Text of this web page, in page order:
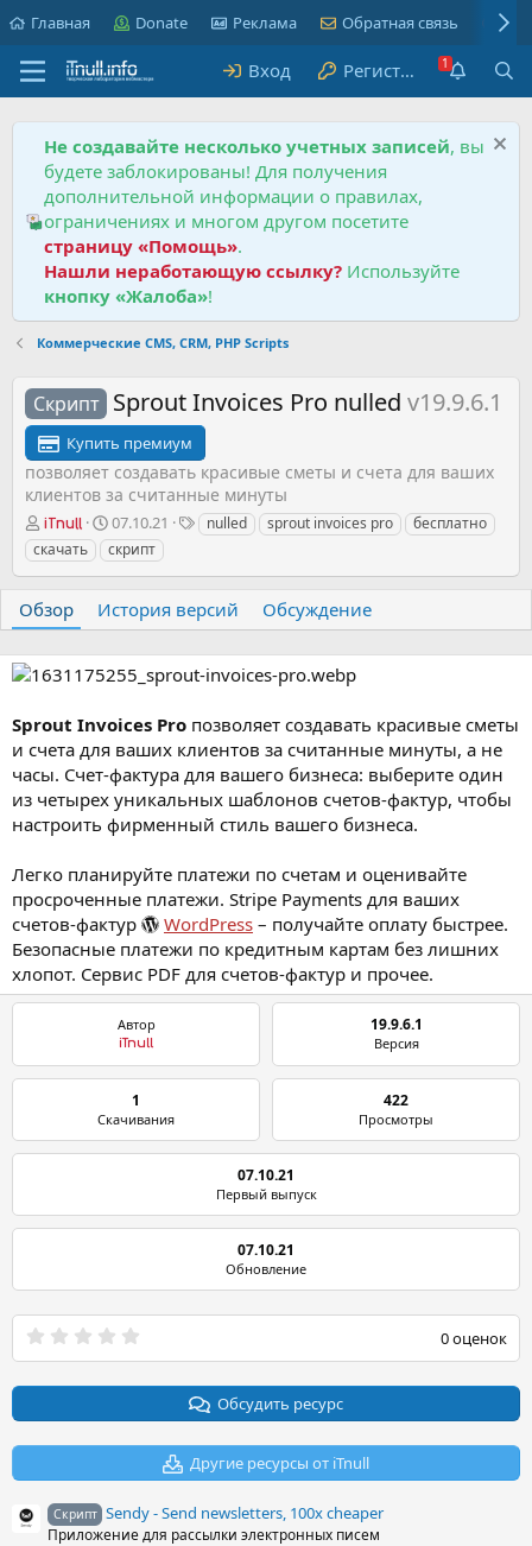
Главная Donate Реклама Обратная связь
Вход Регистрация
Не создавайте несколько учетных записей, вы
будете заблокированы! Для получения
дополнительной информации о правилах,
ограничениях и многом другом посетите
страницу «Помощь».
Нашли неработающую ссылку? Используйте
кнопку «Жалоба»!
Коммерческие CMS, CRM, PHP Scripts
Скрипт Sprout Invoices Pro nulledv19.9.6.1
Купить премиум
позволяет создавать красивые сметы и счета для ваших
клиентов за считанные минуты
А
в
т
р
iTnull
Д
а
т
с
о
д
н
и
я
07.10.21
Т nulled sprout invoices pro
бесплатно
скачать
скрипт
Обзор История версий Обсуждение
Sprout Invoices Pro позволяет создавать красивые сметы
и счета для ваших клиентов за считанные минуты, а не
часы. Счет-фактура для вашего бизнеса: выберите один
из четырех уникальных шаблонов счетов-фактур, чтобы
настроить фирменный стиль вашего бизнеса.
Легко планируйте платежи по счетам и оценивайте
просроченные платежи. Stripe Payments для ваших
счетов-фактур
WordPress – получайте оплату быстрее.
Безопасные платежи по кредитным картам без лишних
хлопот. Сервис PDF для счетов-фактур и прочее.
Автор
iTnull
19.9.6.1
Версия
1
Скачивания
422
Просмотры
07.10.21
Первый выпуск
07.10.21
Обновление
0
0
в
з
0 оценок
Обсудить ресурс
Другие ресурсы от iTnull
Скрипт Sendy - Send newsletters, 100x cheaper
Приложение для рассылки электронных писем